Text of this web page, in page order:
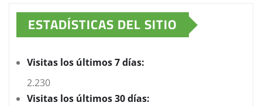
ESTADÍSTICAS DEL SITIO
Visitas los últimos 7 días:
2.230
Visitas los últimos 30 días: